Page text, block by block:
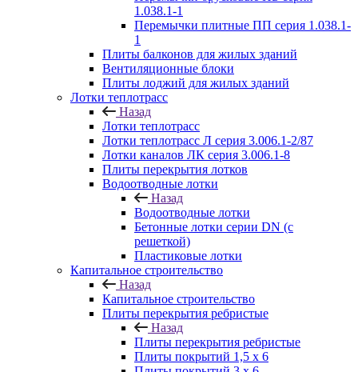
1.038.1-1
Перемычки плитные ПП серия 1.038.1-
1
Плиты балконов для жилых зданий
Вентиляционные блоки
Плиты лоджий для жилых зданий
Лотки теплотрасс
Назад
Лотки теплотрасс
Лотки теплотрасс Л серия 3.006.1-2/87
Лотки каналов ЛК серия 3.006.1-8
Плиты перекрытия лотков
Водоотводные лотки
Назад
Водоотводные лотки
Бетонные лотки серии DN (с
решеткой)
Пластиковые лотки
Капитальное строительство
Назад
Капитальное строительство
Плиты перекрытия ребристые
Назад
Плиты перекрытия ребристые
Плиты покрытий 1,5 x 6